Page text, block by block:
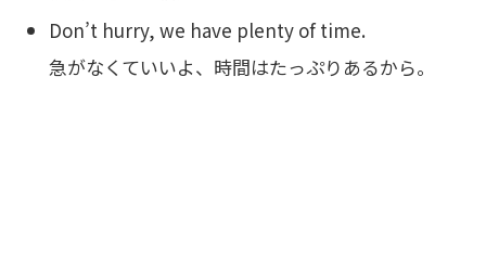
Don’t hurry, we have plenty of time.
急がなくていいよ、時間はたっぷりあるから。